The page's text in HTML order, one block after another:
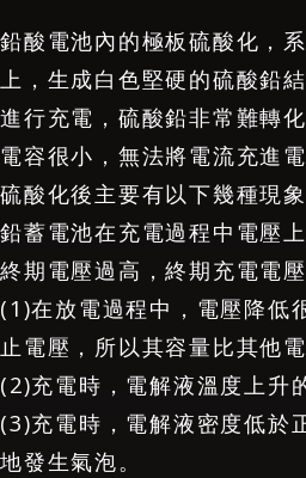
鉛酸電池內的極板硫酸化，
上，生成白色堅硬的硫酸鉛
進行充電，硫酸鉛非常難轉
電容很小，無法將電流充進
硫酸化後主要有以下幾種現象
鉛蓄電池在充電過程中電壓
終期電壓過高，終期充電電
(1)在放電過程中，電壓降低
止電壓，所以其容量比其他電
(2)充電時，電解液溫度上升
(3)充電時，電解液密度低於
地發生氣泡。